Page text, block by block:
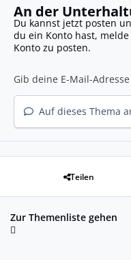
An der
Du kannst jetzt posten
du ein Konto hast,
Konto zu posten.
Auf dieses Thema
Teilen
Zur Themenliste gehen